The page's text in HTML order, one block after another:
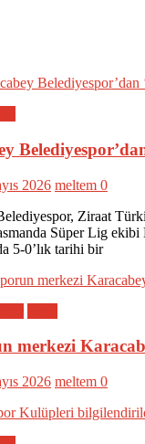
2026 meltem 0
Ziraat
Süper Lig
5-0’lık tarihi bir
merkezi
2026 meltem 0